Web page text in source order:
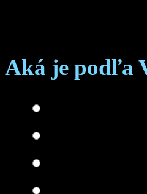
Aká je podľa